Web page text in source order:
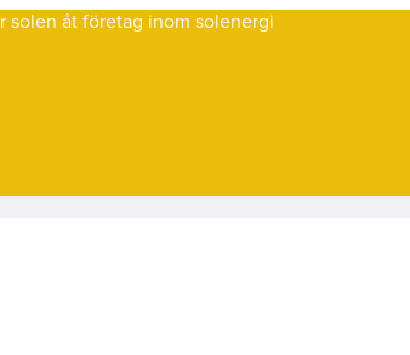
solen åt företag inom solenergi